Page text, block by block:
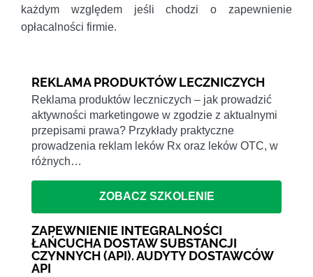
każdym względem jeśli chodzi o zapewnienie
opłacalności firmie.
REKLAMA PRODUKTÓW LECZNICZYCH
Reklama produktów leczniczych – jak prowadzić
aktywności marketingowe w zgodzie z aktualnymi
przepisami prawa? Przykłady praktyczne
prowadzenia reklam leków Rx oraz leków OTC, w
różnych…
ZOBACZ SZKOLENIE
ZAPEWNIENIE INTEGRALNOŚCI
ŁAŃCUCHA DOSTAW SUBSTANCJI
CZYNNYCH (API). AUDYTY DOSTAWCÓW
API